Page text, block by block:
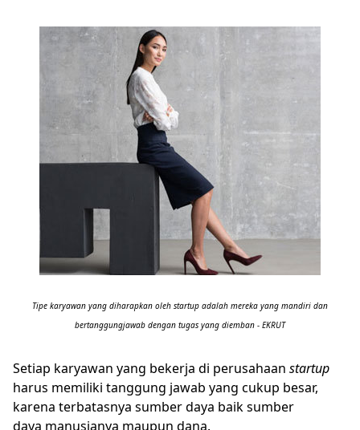
Tipe karyawan yang diharapkan oleh startup adalah mereka yang mandiri dan
bertanggungjawab dengan tugas yang diemban - EKRUT
Setiap karyawan yang bekerja di perusahaan startup
harus memiliki tanggung jawab yang cukup besar,
karena terbatasnya sumber daya baik sumber
daya manusianya maupun dana.